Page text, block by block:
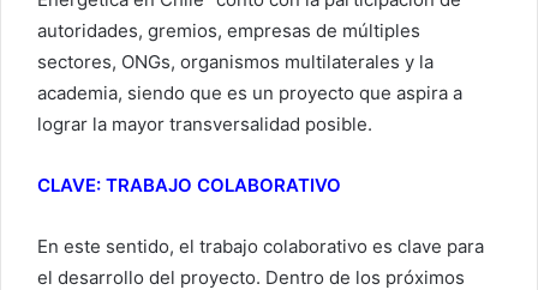
autoridades, gremios, empresas de múltiples
sectores, ONGs, organismos multilaterales y la
academia, siendo que es un proyecto que aspira a
lograr la mayor transversalidad posible.
CLAVE: TRABAJO COLABORATIVO
En este sentido, el trabajo colaborativo es clave para
el desarrollo del proyecto. Dentro de los próximos